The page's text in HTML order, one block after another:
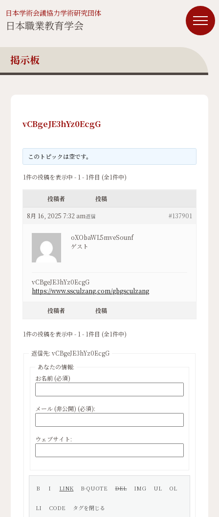
日本学術会議協力学術研究団体
日本職業教育学会
掲示板
vCBgeJE3hYz0EcgG
このトピックは空です。
1件の投稿を表示中 - 1 - 1件目 (全1件中)
投稿者 投稿
8月 16, 2025 7:32 am #137901
返信
oXObaWL5mveSounf
ゲスト
vCBgeJE3hYz0EcgG
https://www.ssculzang.com/gbgsculzang
投稿者 投稿
1件の投稿を表示中 - 1 - 1件目 (全1件中)
返信先: vCBgeJE3hYz0EcgG
あなたの情報:
お名前 (必須)
メール (非公開) (必須):
ウェブサイト: